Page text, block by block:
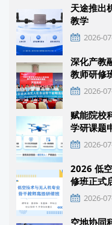
天途推出
教学
2026-
深化产教
教师研修
2026-
赋能院校
学研课题
2026-
2026 低
修班正式
2026-
空地协同